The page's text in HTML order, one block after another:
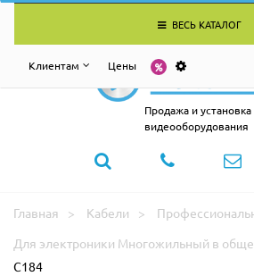
ВЕСЬ КАТАЛОГ
Клиентам Цены
Продажа и установка
видеооборудования
Главная Кабели
Для электроники Многожильный в
C184